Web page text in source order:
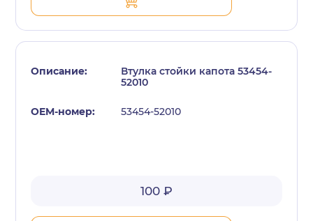
Втулка стойки капота 53454-
52010
53454-52010
100 ₽